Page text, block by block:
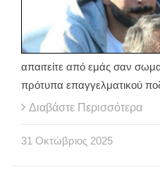
απαιτείτε από εμάς σαν
πρότυπα επαγγελματικού
Διαβάστε Περισσότερα
31 Οκτώβριος 2025